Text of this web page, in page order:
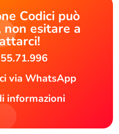
Codici può
esitare a
via WhatsApp
informazioni